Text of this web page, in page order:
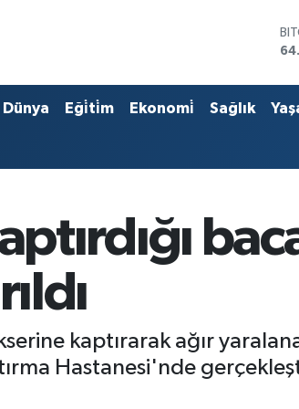
Dünya Eği̇ti̇m Ekonomi̇ Sağlık
kaptırarak ağır
Hastanesi'nde